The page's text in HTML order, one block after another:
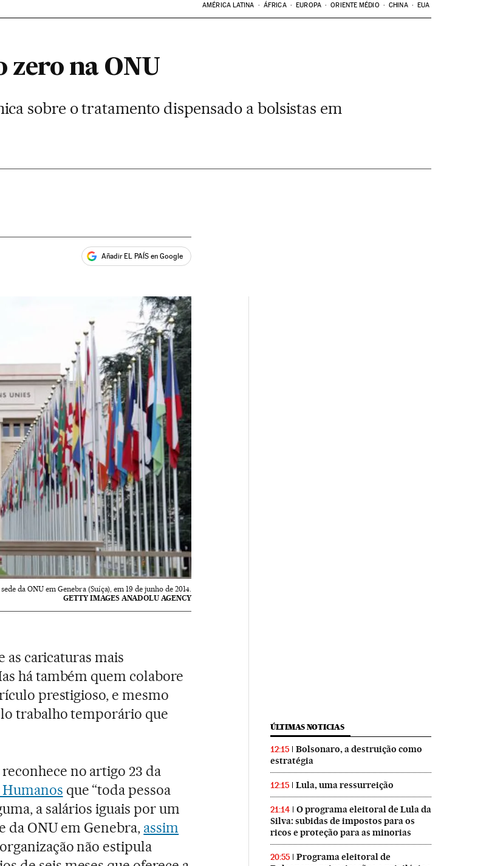
AMÉRICA LATINA ÁFRICA EUROPA ORIENTE MÉDIO CHINA EUA
zero na ONU
sobre o tratamento dispensado a bolsistas em
Añadir EL PAÍS en Google
da ONU em Genebra (Suíça), em 19 de junho de 2014.
GETTY IMAGES ANADOLU AGENCY
as caricaturas mais
há também quem colabore
prestigioso, e mesmo
trabalho temporário que
reconhece no artigo 23 da
que “toda pessoa
a salários iguais por um
da ONU em Genebra, assim
não estipula
ÚLTIMAS NOTICIAS
12:15
Bolsonaro, a destruição como
estratégia
12:15 Lula, uma ressurreição
21:14
O programa eleitoral de Lula da
Silva: subidas de impostos para os
ricos e proteção para as minorias
20:55
Programa eleitoral de